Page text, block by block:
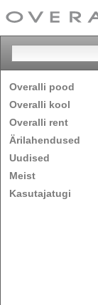
Overalli pood
Overalli kool
Overalli rent
Ärilahendused
Uudised
Meist
Kasutajatugi